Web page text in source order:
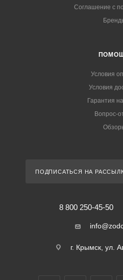
Соглашение с
Условия
Условия
Гарантия
Вопрос-
ПОДПИСАТЬСЯ НА
8 800 250-45-50
г. Крымск, ул.